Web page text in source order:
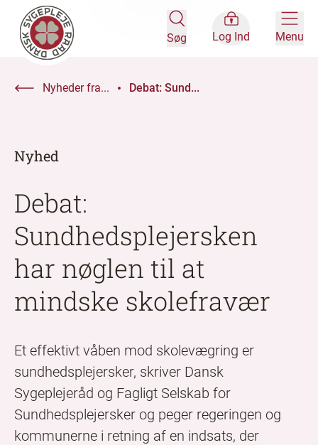
Søg Log Ind Menu
Nyheder fra... Debat: Sund...
Nyhed
Debat:
Sundhedsplejersken
har nøglen til at
mindske skolefravær
Et effektivt våben mod skolevægring er
sundhedsplejersker, skriver Dansk
Sygeplejeråd og Fagligt Selskab for
Sundhedsplejersker og peger regeringen og
kommunerne i retning af en indsats, der